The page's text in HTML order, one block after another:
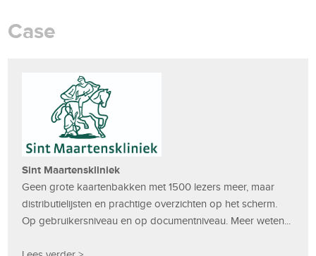
Case
Sint Maartenskliniek
Geen grote kaartenbakken met 1500 lezers meer, maar
distributielijsten en prachtige overzichten op het scherm.
Op gebruikersniveau en op documentniveau. Meer weten...